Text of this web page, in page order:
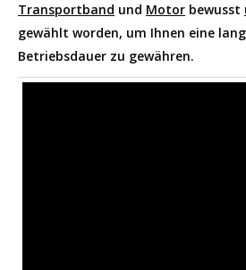
Transportband und Motor bewusst
gewählt worden, um Ihnen eine
Betriebsdauer zu gewähren.